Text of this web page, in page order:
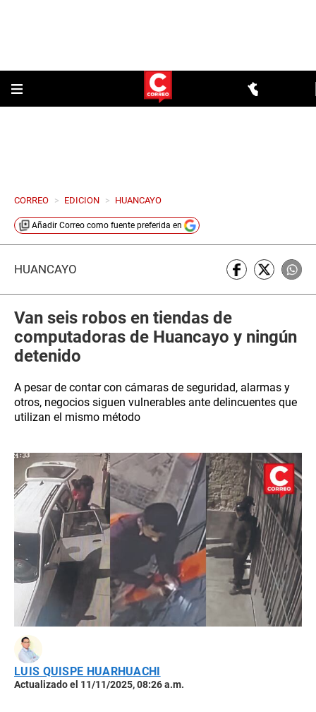
CORREO > EDICION > HUANCAYO
Añadir Correo como fuente preferida en
HUANCAYO
Van seis robos en tiendas de
computadoras de Huancayo y ningún
detenido
A pesar de contar con cámaras de seguridad, alarmas y
otros, negocios siguen vulnerables ante delincuentes que
utilizan el mismo método
LUIS QUISPE HUARHUACHI
Actualizado el 11/11/2025, 08:26 a.m.